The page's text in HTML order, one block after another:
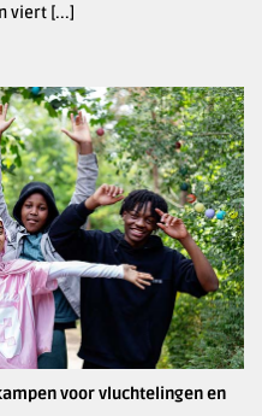
viert [...]
voor vluchtelingen en